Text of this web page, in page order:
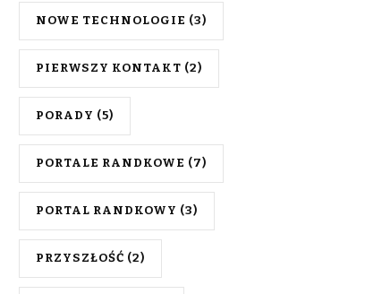
NOWE TECHNOLOGIE (3)
PIERWSZY KONTAKT (2)
PORADY (5)
PORTALE RANDKOWE (7)
PORTAL RANDKOWY (3)
PRZYSZŁOŚĆ (2)